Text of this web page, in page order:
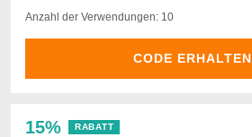
Anzahl der Verwendungen: 10
CODE ERHALTEN
15% RABATT